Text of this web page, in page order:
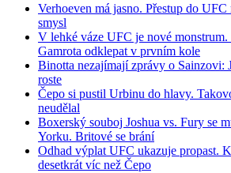
Verhoeven má jasno. Přestup do UFC
smysl
V lehké váze UFC je nové
Gamrota odklepat v prvním kole
Binotta nezajímají zprávy o Sainzovi:
roste
Čepo si pustil Urbinu do hlavy.
neudělal
Boxerský souboj Joshua vs. Fury se
Yorku. Britové se brání
Odhad výplat UFC ukazuje propast.
desetkrát víc než Čepo